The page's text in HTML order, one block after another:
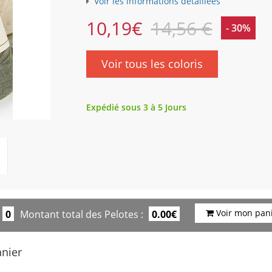
10,19€ 14,56 € - 30%
Voir tous les coloris
Expédié sous 3 à 5 Jours
0 Montant total des Pelotes : 0.00€ Voir mon